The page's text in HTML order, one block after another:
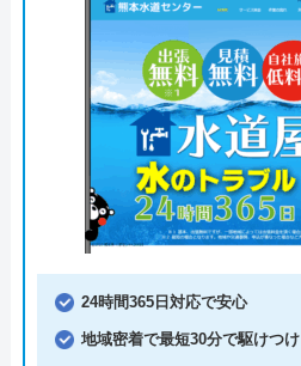
24時間365日対応で安心
地域密着で最短30分で駆けつけ